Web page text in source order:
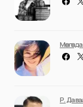
Р.